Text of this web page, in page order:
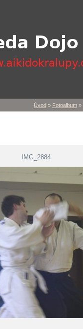
Úvod » Fotoalbum »
IMG_2884